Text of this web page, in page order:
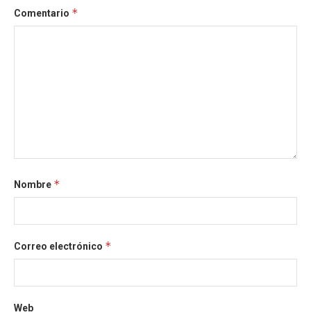
Comentario *
Nombre *
Correo electrónico *
Web